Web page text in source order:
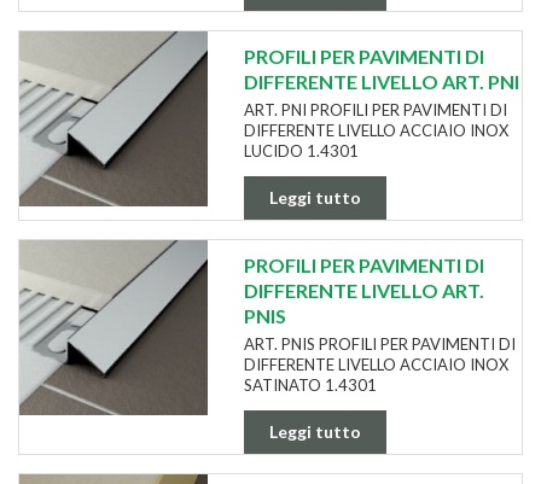
PROFILI PER PAVIMENTI DI
DIFFERENTE LIVELLO ART. PNI
ART. PNI PROFILI PER PAVIMENTI DI
DIFFERENTE LIVELLO ACCIAIO INOX
LUCIDO 1.4301
Leggi tutto
PROFILI PER PAVIMENTI DI
DIFFERENTE LIVELLO ART.
PNIS
ART. PNIS PROFILI PER PAVIMENTI DI
DIFFERENTE LIVELLO ACCIAIO INOX
SATINATO 1.4301
Leggi tutto